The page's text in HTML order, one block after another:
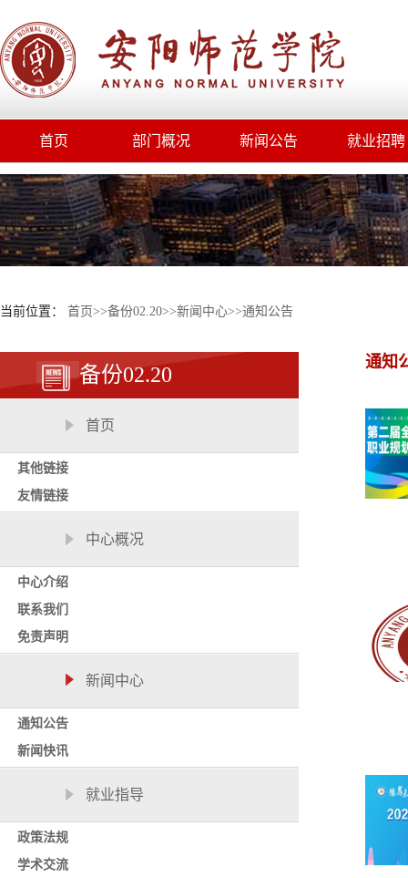
首页 部门概况 新闻公告 就业招聘
当前位置： 首页>>备份02.20>>新闻中心>>通知公告
备份02.20
首页
其他链接
友情链接
中心概况
中心介绍
联系我们
免责声明
新闻中心
通知公告
新闻快讯
就业指导
政策法规
学术交流
通知